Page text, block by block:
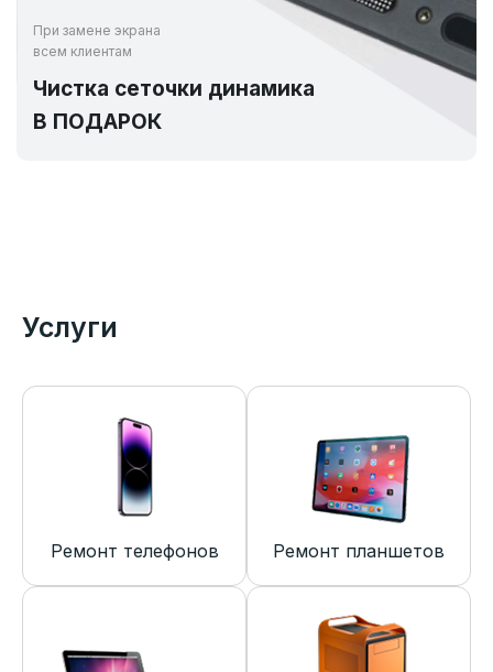
При замене экрана
всем клиентам
Чистка сеточки динамика
В ПОДАРОК
Услуги
Ремонт телефонов Ремонт планшетов